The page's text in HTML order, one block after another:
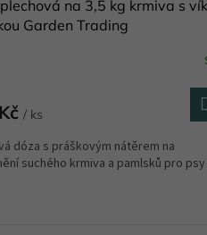
na 3,5 kg krmiva s
Garden Trading
/ ks
dóza s práškovým nátěrem na
suchého krmiva a pamlsků pro psy